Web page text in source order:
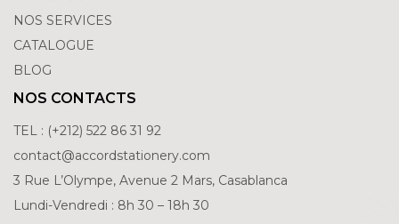
NOS SERVICES
CATALOGUE
BLOG
NOS CONTACTS
TEL : (+212) 522 86 31 92
contact@accordstationery.com
3 Rue L’Olympe, Avenue 2 Mars, Casablanca
Lundi-Vendredi : 8h 30 – 18h 30